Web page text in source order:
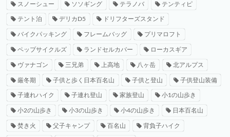
スノーシュー ソソギング テラノバ テンティピ
テント泊 デリカD5 ドリフターズスタンド
バイクパッキング フレームバッグ プリマロフト
ペップサイクルズ ランドセルカバー ローカスギア
ヴァナゴン 三兄弟 上高地 八ヶ岳 北アルプス
厳冬期 子供と歩く日本百名山 子供と登山 子供登山装備
子連れハイク 子連れ登山 家族登山 小1の山歩き
小2の山歩き 小3の山歩き 小4の山歩き 日本百名山
焚き火 父子キャンプ 百名山 背負子ハイク